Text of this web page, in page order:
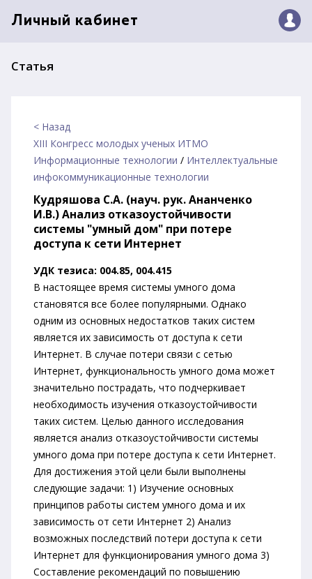
Личный кабинет
Статья
< Назад
XIII Конгресс молодых ученых ИТМО
Информационные технологии / Интеллектуальные
инфокоммуникационные технологии
Кудряшова С.А. (науч. рук. Ананченко
И.В.) Анализ отказоустойчивости
системы "умный дом" при потере
доступа к сети Интернет
УДК тезиса: 004.85, 004.415
В настоящее время системы умного дома
становятся все более популярными. Однако
одним из основных недостатков таких систем
является их зависимость от доступа к сети
Интернет. В случае потери связи с сетью
Интернет, функциональность умного дома может
значительно пострадать, что подчеркивает
необходимость изучения отказоустойчивости
таких систем. Целью данного исследования
является анализ отказоустойчивости системы
умного дома при потере доступа к сети Интернет.
Для достижения этой цели были выполнены
следующие задачи: 1) Изучение основных
принципов работы систем умного дома и их
зависимость от сети Интернет 2) Анализ
возможных последствий потери доступа к сети
Интернет для функционирования умного дома 3)
Составление рекомендаций по повышению